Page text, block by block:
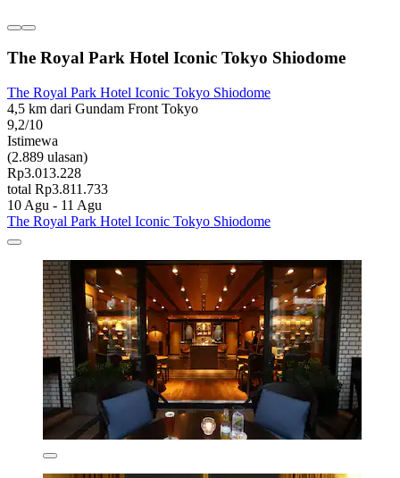
The Royal Park Hotel Iconic Tokyo Shiodome
The Royal Park Hotel Iconic Tokyo Shiodome
4,5 km dari Gundam Front Tokyo
9,2/10
Istimewa
(2.889 ulasan)
Rp3.013.228
total Rp3.811.733
10 Agu - 11 Agu
The Royal Park Hotel Iconic Tokyo Shiodome